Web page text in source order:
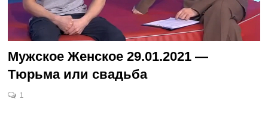
Мужское Женское 29.01.2021 —
Тюрьма или свадьба
1